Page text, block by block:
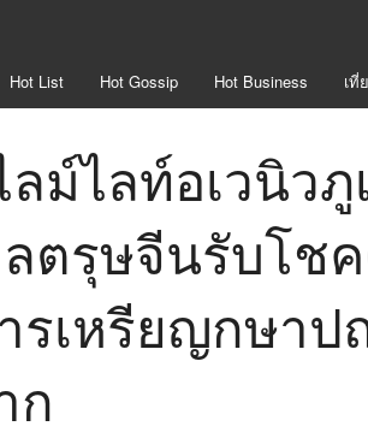
Hot List Hot Gossip Hot Business เที่
ม์ไลท์อเวนิวภู
ตรุษจีนรับโช
รเหรียญกษา
ก